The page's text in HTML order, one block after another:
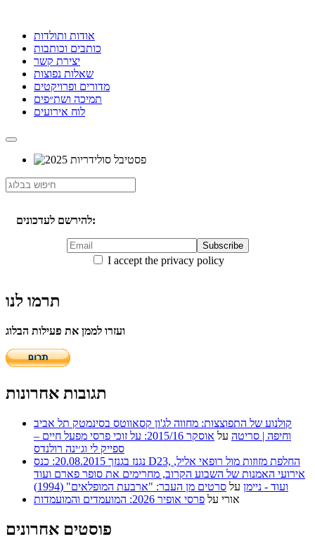
אודות ותולדות
כותבים וכותבות
יצירת קשר
שאלות נפוצות
מדורים ופרויקטים
תמיכה ושת״פים
לוח אירועים
להירשם לעדכונים:
I accept the privacy policy
תרמו לנו
ועזרו לממן את פעילות הבלוג
תגובות אחרונות
קולנוע של התפוצצות: מחווה לג'ון קסאווטס בסינמטק תל אביב
וחיפה | סריטה על
אוסקר 2015/16: על זוכי פרסי מפעל חיים –
ספייק לי וג׳ינה רולנדס
נגנז בגנזך 20.08.2015: כנס D23, החלפת מזוזות מול רופאי אליל,
אירועי האמנות של השבוע הקרוב, מחרימים את סופר פארם ועוד
ועוד - ניימן על סרטים מן העבר: "ארבעת המופלאים" (1994)
אורי על פרסי אופיר 2026: המועמדים והמועמדות
פוסטים אחרונים